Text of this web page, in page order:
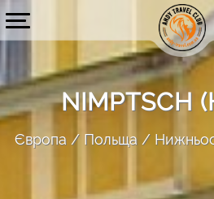
NIMPTSCH
Європа Польща